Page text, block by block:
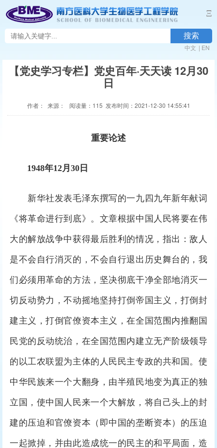
Ξ
搜索
中文 | EN
【党史学习专栏】党史百年·天天读 12月30
日
作者： 来源： 阅读量： 115 发布时间：2021-12-30 14:55:41
重要论述
1948年12月30日
新华社发表毛泽东撰写的一九四九年新年献词
《将革命进行到底》。文章根据中国人民将要在伟
大的解放战争中获得最后胜利的情况，指出：敌人
是不会自行消灭的，不会自行退出历史舞台的，我
们必须用革命的方法，坚决彻底干净全部地消灭一
切反动势力，不动摇地坚持打倒帝国主义，打倒封
建主义，打倒官僚资本主义，在全国范围内推翻国
民党的反动统治，在全国范围内建立无产阶级领导
的以工农联盟为主体的人民民主专政的共和国。使
中华民族来一个大翻身，由半殖民地变为真正的独
立国，使中国人民来一个大解放，将自己头上的封
建的压迫和官僚资本（即中国的垄断资本）的压迫
一起掀掉，并由此造成统一的民主的和平局面，造